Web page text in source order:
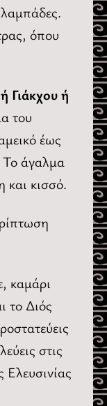
όπου
Γιάκχου ή
του
έως
Το άγαλμα
και κισσό.
καμάρι
το Διός
στις
Ελευσινίας